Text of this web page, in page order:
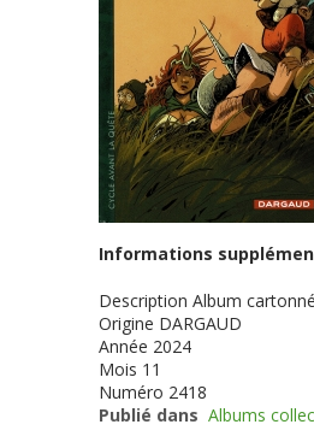
Informations
Description Album
Origine DARGAUD
Année 2024
Mois 11
Numéro 2418
Publié dans Albums